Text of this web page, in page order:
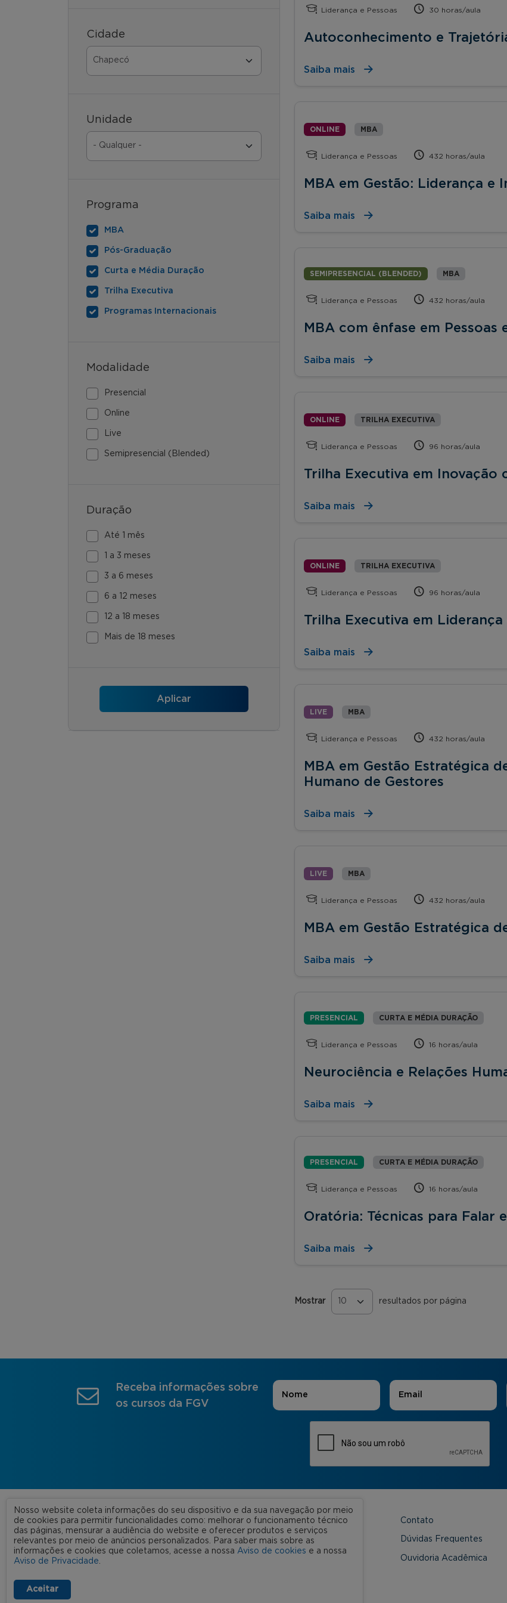
Cidade
Unidade
Programa
MBA
Pós-Graduação
Curta e Média Duração
Trilha Executiva
Programas Internacionais
Modalidade
Presencial
Online
Live
Semipresencial (Blended)
Duração
Até 1 mês
1 a 3 meses
3 a 6 meses
6 a 12 meses
12 a 18 meses
Mais de 18 meses
Liderança e Pessoas 30 horas/aula
Autoconhecimento e
Saiba mais
ONLINE MBA
Liderança e Pessoas 432 horas/aula
MBA em Gestão: Liderança e
Saiba mais
SEMIPRESENCIAL (BLENDED) MBA
Liderança e Pessoas 432 horas/aula
MBA com ênfase em Pessoas
Saiba mais
ONLINE TRILHA EXECUTIVA
Liderança e Pessoas 96 horas/aula
Trilha Executiva em Inovação
Saiba mais
ONLINE TRILHA EXECUTIVA
Liderança e Pessoas 96 horas/aula
Trilha Executiva em Liderança
Saiba mais
LIVE MBA
Liderança e Pessoas 432 horas/aula
MBA em Gestão Estratégica
Humano de Gestores
Saiba mais
LIVE MBA
Liderança e Pessoas 432 horas/aula
MBA em Gestão Estratégica
Saiba mais
PRESENCIAL CURTA E MÉDIA DURAÇÃO
Liderança e Pessoas 16 horas/aula
Neurociência e Relações
Saiba mais
PRESENCIAL CURTA E MÉDIA DURAÇÃO
Liderança e Pessoas 16 horas/aula
Oratória: Técnicas para Falar
Saiba mais
Mostrar resultados por página
Páginas
Receba informações sobre
os cursos da FGV
Nome E-mail
FGV 2023 © Todos os direitos
reservados
Termos de uso
A FGV Contato
Nossas Unidades Dúvidas Frequentes
Ouvidoria Acadêmica
Nosso website coleta informações do seu dispositivo e da sua navegação por meio
de cookies para permitir funcionalidades como: melhorar o funcionamento técnico
das páginas, mensurar a audiência do website e oferecer produtos e serviços
relevantes por meio de anúncios personalizados. Para saber mais sobre as
informações e cookies que coletamos, acesse a nossa Aviso de cookies e a nossa
Aviso de Privacidade.
Aceitar